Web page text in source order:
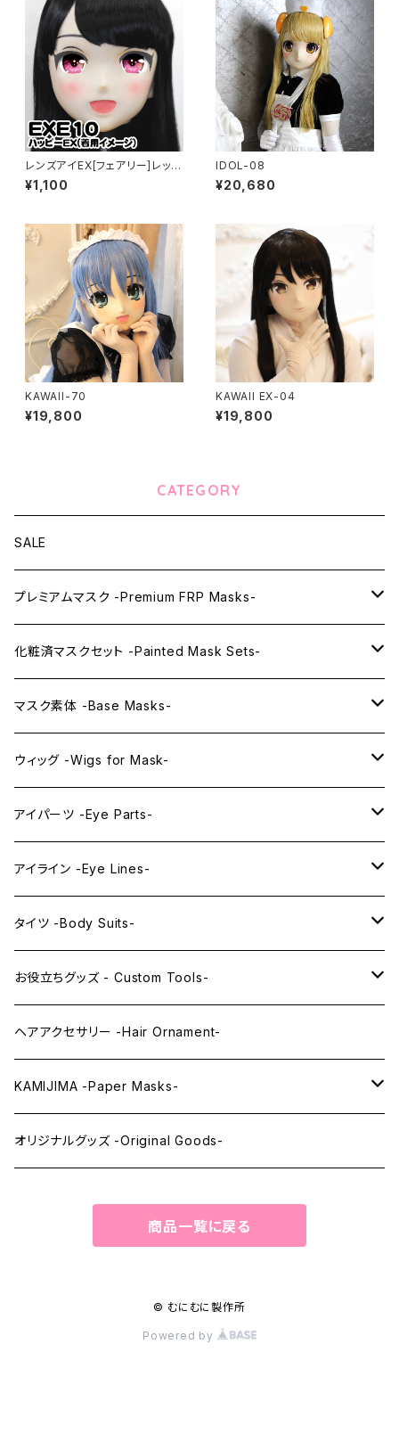
レンズアイEX[フェアリー]レッド
Lens Eye EX[FAIRY]red
¥1,100
IDOL-08
¥20,680
KAWAII-70
¥19,800
KAWAII EX-04
¥19,800
CATEGORY
SALE
プレミアムマスク -Premium FRP Masks-
KAWAII PREMIUM Mask & Wig Sets
プレミアムマスク素体-Premium base masks-
プレミアムウィッグ -Premium Wigs-
プレミアムレンズアイ -Premium Lens eye-
化粧済マスクセット -Painted Mask Sets-
KAWAII EX series
KAWAII series
IDOL series
PRINCESS series
KAWAII Little series
マスク素体 -Base Masks-
アニメマスク -Anime Masks-
ドールマスク -Doll Masks-
ウィッグ -Wigs for Mask-
ロング -Long-
ミドル -Middle-
アイパーツ -Eye Parts-
レンズアイ -Lens Eyes-
レンズアイ
レンズアイEX
クリスタルアイ -Crystal Eyes-
アイライン -Eye Lines-
アイラインステッカー -Eye Line Stickers-
まゆ毛 -Eyebrows-
まつ毛 -Eyelash-
タイツ -Body Suits-
全身タイツ -Full Body Suits-
上半身タイツ -Upper Body Suits-
お役立ちグッズ - Custom Tools-
カスタム用品 -Custom Tools-
ウィッグメンテナンス -Wig Maintenance-
ヘアアクセサリー -Hair Ornament-
KAMIJIMA -Paper Masks-
ペーパーマスク -Paper Masks-
オリジナルグッズ -Original Goods-
商品一覧に戻る
© むにむに製作所
Powered by